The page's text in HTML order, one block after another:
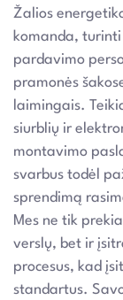
Žalios
komanda,
pardavimo
pramonės
laimingais.
siurblių ir
montavimo
svarbus todėl
sprendimą
Mes ne tik
verslų, bet ir
procesus, kad
standartus.